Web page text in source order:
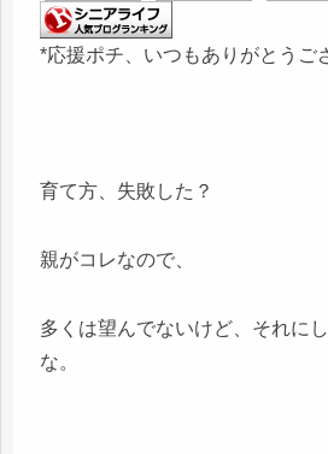
*応援ポチ、いつもありがとうご
育て方、失敗した？
親がコレなので、
多くは望んでないけど、それに
な。